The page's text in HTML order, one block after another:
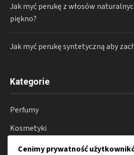
Jak myć perukę z włosów
piękno?
Jak myć perukę syntetyczną aby
Kategorie
Perfumy
Kosmetyki
Pielęgnacja
Cenimy prywatność